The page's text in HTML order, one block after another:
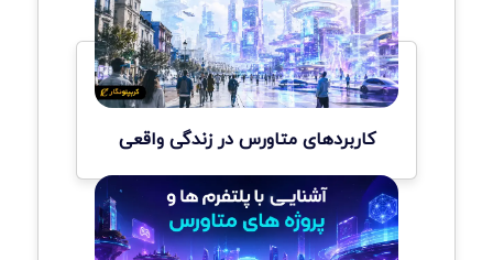
کاربردهای متاورس در زندگی واقعی